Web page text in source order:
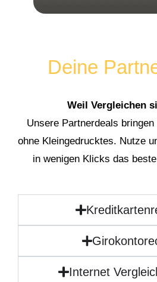
Deine
Weil Vergleichen
Unsere Partnerdeals
ohne Kleingedrucktes. Nutze
in wenigen Klicks das
Internet